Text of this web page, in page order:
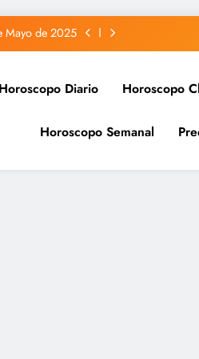
Mayo de 2025
de 2025
Mayo de 2025
Mayo de 2025
Horoscopo Diario Horoscopo
Horoscopo Semanal